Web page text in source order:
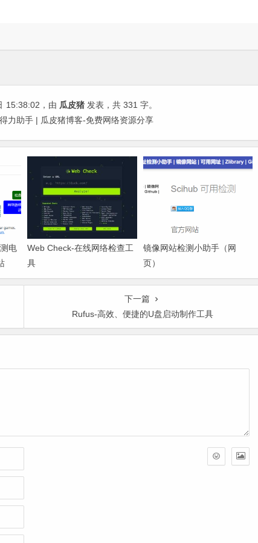
15:38:02 ，由 瓜皮猪 发表，共 331 字。
力助手 | 瓜皮猪博客-免费网络资源分享
电
Web Check-在线网络检查工
具
镜像网站检测小助手（网
页）
下一篇
Rufus-高效、便捷的U盘启动制作工具